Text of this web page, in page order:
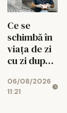
Ce se
schimbă în
viața de zi
cu zi după
dentar
06/08/2026
11:21